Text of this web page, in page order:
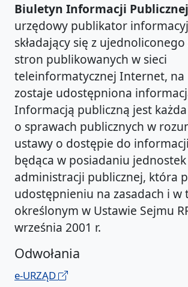
Biuletyn Informacji Publicznej
urzędowy publikator
składający się z
stron publikowanych w sieci
teleinformatycznej Internet, na
zostaje udostępniona
Informacją publiczną jest
o sprawach publicznych w
ustawy o dostępie do
będąca w posiadaniu jednostek
administracji publicznej, która
udostępnieniu na zasadach i w
określonym w Ustawie Sejmu
września 2001 r.
Odwołania
e-URZĄD